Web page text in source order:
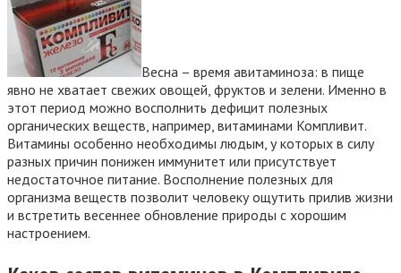
Весна – время авитаминоза: в пище
явно не хватает свежих овощей, фруктов и зелени. Именно в
этот период можно восполнить дефицит полезных
органических веществ, например, витаминами Компливит.
Витамины особенно необходимы людым, у которых в силу
разных причин понижен иммунитет или присутствует
недостаточное питание. Восполнение полезных для
организма веществ позволит человеку ощутить прилив жизни
и встретить весеннее обновление природы с хорошим
настроением.